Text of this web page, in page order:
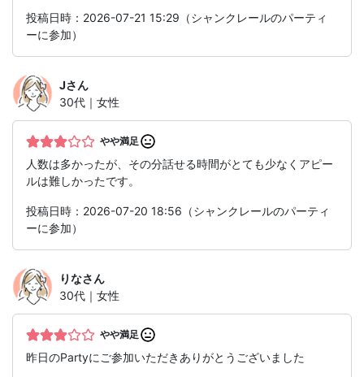
投稿日時：2026-07-21 15:29（シャンクレールのパーティ
ーに参加）
Jさん
30代｜女性
やや満足
人数は多かったが、その分話せる時間がとても少なくアピー
ルは難しかったです。
投稿日時：2026-07-20 18:56（シャンクレールのパーティ
ーに参加）
りなさん
30代｜女性
やや満足
昨日のPartyにご参加いただきありがとうございました